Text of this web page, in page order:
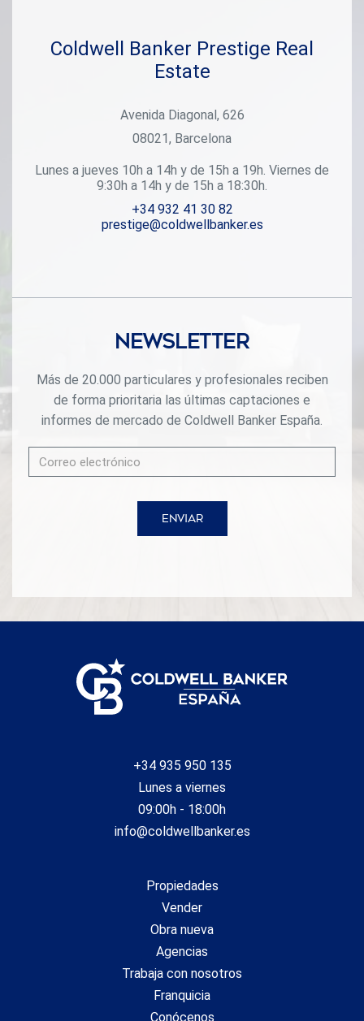
minutos del centro comercial Westfield La Maquinista y
rodeado de zonas verdes como el Parque de la Pegaso y el
Parque Fluvial del Besós. Cada vivienda cuenta con
energética A, es una opción ecoeficiente y sostenible.
#ref:CBES2524_C (2)
Coldwell Banker Prestige Real
Estate
Avenida Diagonal, 626
08021, Barcelona
Lunes a jueves 10h a 14h y de 15h a 19h. Viernes de
9:30h a 14h y de 15h a 18:30h.
+34 932 41 30 82
prestige@coldwellbanker.es
Newsletter
Más de 20.000 particulares y profesionales reciben
de forma prioritaria las últimas captaciones e
informes de mercado de Coldwell Banker España.
ENVIAR
+34 935 950 135
Lunes a viernes
09:00h - 18:00h
info@coldwellbanker.es
Propiedades
Vender
Obra nueva
Agencias
Trabaja con nosotros
Franquicia
Conócenos